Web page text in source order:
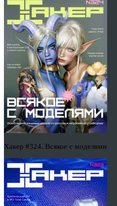
Хакер #324. Всякое с моделями